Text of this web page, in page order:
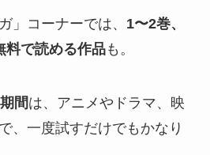
」コーナーでは、 1〜2巻、
料で読める作品も。
間は、アニメやドラマ、映
、一度試すだけでもかなり